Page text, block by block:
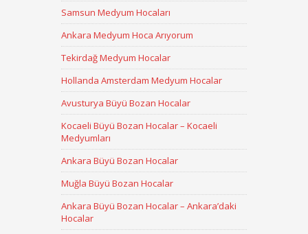
Samsun Medyum Hocaları
Ankara Medyum Hoca Arıyorum
Tekirdağ Medyum Hocalar
Hollanda Amsterdam Medyum Hocalar
Avusturya Büyü Bozan Hocalar
Kocaeli Büyü Bozan Hocalar – Kocaeli
Medyumları
Ankara Büyü Bozan Hocalar
Muğla Büyü Bozan Hocalar
Ankara Büyü Bozan Hocalar – Ankara’daki
Hocalar